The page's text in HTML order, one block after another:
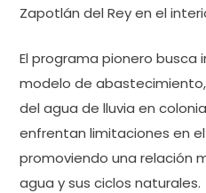
Zapotlán del Rey en el
El programa pionero busca
modelo de
del agua de lluvia en
enfrentan limitaciones en
promoviendo una relación
agua y sus ciclos naturales.